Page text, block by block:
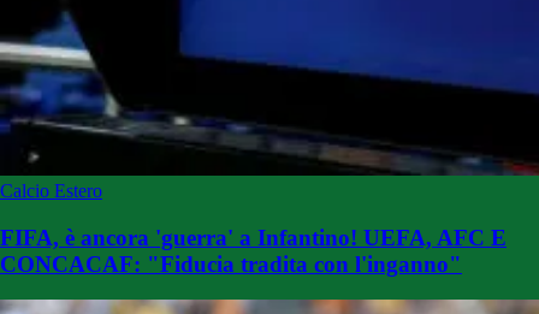
Calcio Estero
FIFA, è ancora 'guerra' a Infantino! UEFA, AFC E
CONCACAF: "Fiducia tradita con l'inganno"